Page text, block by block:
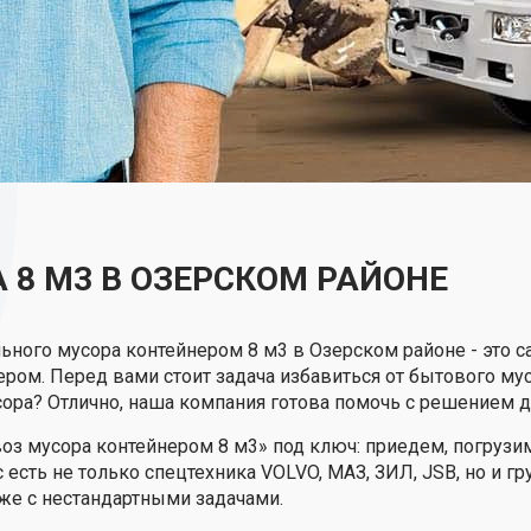
8 М3 В ОЗЕРСКОМ РАЙОНЕ
мусора контейнером 8 м3 в Озерском районе - это
Перед вами стоит задача избавиться от бытового
Отлично, наша компания готова помочь с решением
мусора контейнером 8 м3» под ключ: приедем,
не только спецтехника VOLVO, МАЗ, ЗИЛ, JSB, но и
с нестандартными задачами.